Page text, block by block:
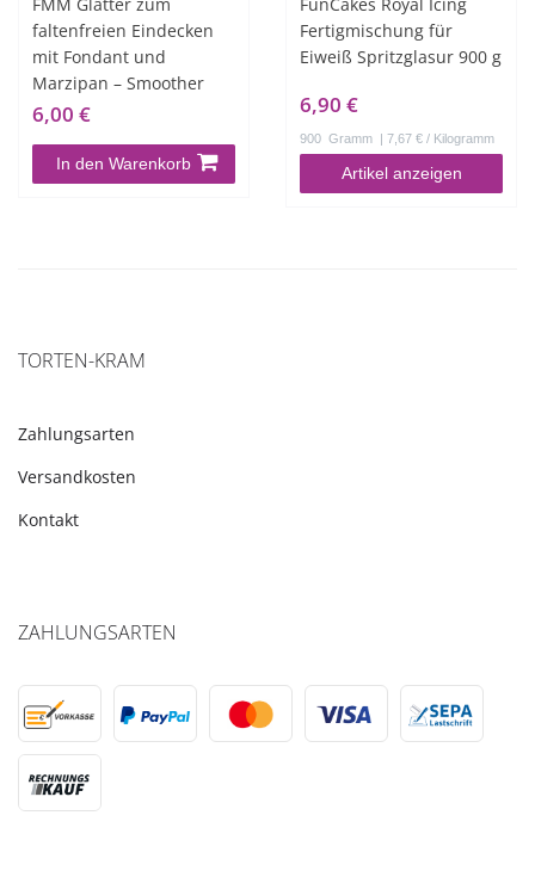
faltenfreien Eindecken
mit Fondant und
Marzipan – Smoother
6,00 €
In den Warenkorb
Fertigmischung für
Eiweiß Spritzglasur 900 g
6,90 €
900 Gramm | 7,67 € / Kilogramm
Artikel anzeigen
TORTEN-KRAM
Zahlungsarten
Versandkosten
Kontakt
ZAHLUNGSARTEN